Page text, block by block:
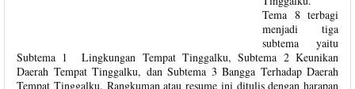
Tema 8 terbagi
menjadi tiga
subtema yaitu
Subtema 1 Lingkungan Tempat Tinggalku, Subtema 2 Keunikan
Daerah Tempat Tinggalku, dan Subtema 3 Bangga Terhadap Daerah
Tempat Tinggalku. Rangkuman atau resume ini ditulis dengan harapan